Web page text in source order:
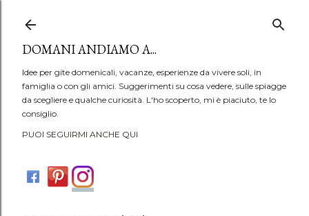
DOMANI ANDIAMO A...
Idee per gite domenicali, vacanze, esperienze da vivere soli, in
famiglia o con gli amici. Suggerimenti su cosa vedere, sulle spiagge
da scegliere e qualche curiosità. L'ho scoperto, mi è piaciuto, te lo
consiglio.
PUOI SEGUIRMI ANCHE QUI